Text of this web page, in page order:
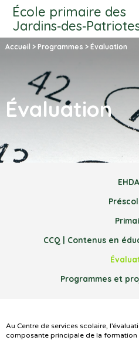
École primaire des
Accueil > Programmes > Évaluation
Évaluation
CCQ | Contenus en
Programmes et
Au Centre de services scolaire,
composante principale de la formation